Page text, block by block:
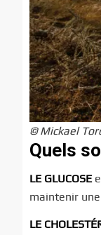
© Mickael
Quels
LE GLUCOSE
maintenir
LE